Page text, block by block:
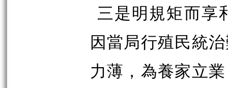
三是明規矩而享
因當局行殖民統
力薄，為養家立